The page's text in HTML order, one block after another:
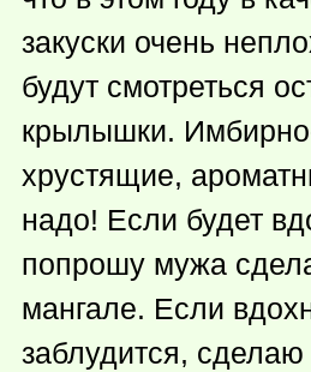
закуски очень
будут смотреться
крылышки.
хрустящие,
надо! Если будет
попрошу мужа
мангале. Если
заблудится,